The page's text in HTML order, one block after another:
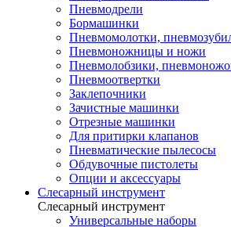
Пневмодрели
Бормашинки
Пневмомолотки,
Пневмоножницы и ножи
Пневмолобзики,
Пневмоотвертки
Заклепочники
Зачистные машинки
Отрезные машинки
Для притирки клапанов
Пневматические пылесосы
Обдувочные пистолеты
Опции и аксессуары
Слесарный инструмент
Слесарный инструмент
Универсальные наборы